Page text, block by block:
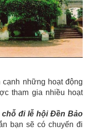
những hoạt động
tham gia nhiều hoạt
đi lễ hội Đền Bảo
bạn sẽ có chuyến đi